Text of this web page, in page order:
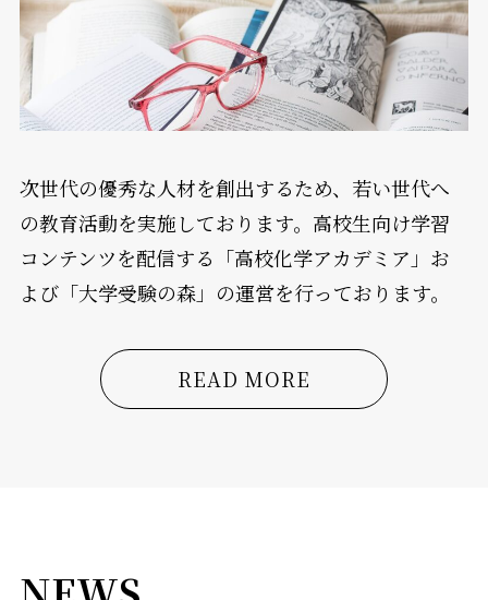
次世代の優秀な人材を創出するため、若い世代へ
の教育活動を実施しております。高校生向け学習
コンテンツを配信する「高校化学アカデミア」お
よび「大学受験の森」の運営を行っております。
READ MORE